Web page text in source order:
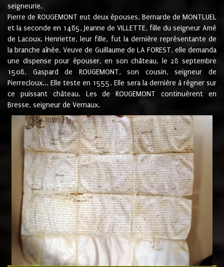
seigneurie.
Pierre de ROUGEMONT eut deux épouses, Bernarde de MONTLUEL
et la seconde en 1485, Jeanne de VILLETTE, fille du seigneur Amé
de Lacoux. Henriette, leur fille, fut la dernière représentante de
la branche aînée. Veuve de Guillaume de LA FOREST, elle demanda
une dispense pour épouser, en son château, le 28 septembre
1508, Gaspard de ROUGEMONT, son cousin, seigneur de
Pierrecloux... Elle teste en 1555. Elle sera la dernière à régner sur
ce puissant château. Les de ROUGEMONT continuèrent en
Bresse, seigneur de Vernaux.